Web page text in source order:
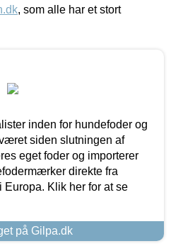
, som alle har et stort
inden for hundefoder og
siden slutningen af
eget foder og importerer
direkte fra
Europa. Klik her for at se
på Gilpa.dk